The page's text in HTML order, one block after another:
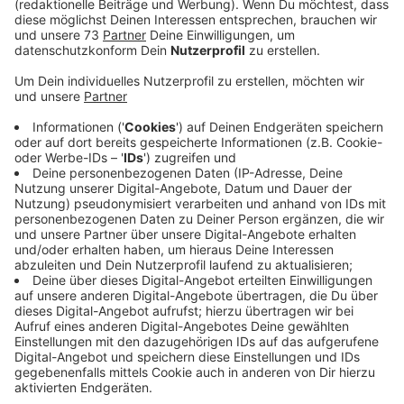
Anzeige
Kindliche Logik
Kinder sind immer ehrlich und direkt und verstehen
aber so einiges nicht, genau wie die Eltern.
Anzeige